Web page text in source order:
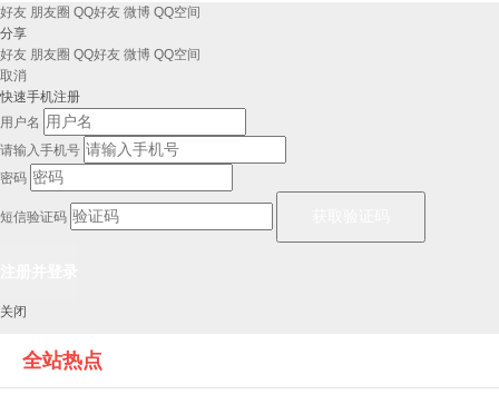
好友 朋友圈 QQ好友 微博 QQ空间
分享
好友 朋友圈 QQ好友 微博 QQ空间
取消
快速手机注册
用户名
请输入手机号
密码
短信验证码
关闭
全站热点